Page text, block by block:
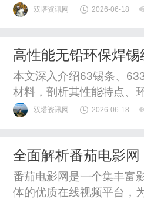
用三次就破一半，拆开有
花冤枉钱。第一点：优先
双塔资讯网 2026-06-18
高性能无铅环保焊
本文深入介绍63锡条、
材料，剖析其性能特点、
术升级。
双塔资讯网 2026-06-18
全面解析番茄电影
番茄电影网是一个集丰富
体的优质在线视频平台，